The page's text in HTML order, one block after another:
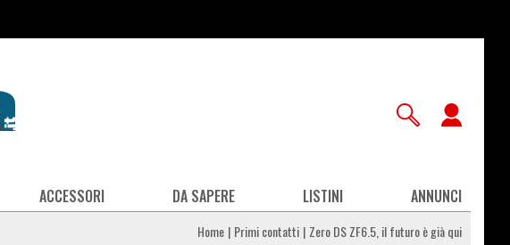
ACCESSORI DA SAPERE LISTINI ANNUNCI
Home Primi contatti Zero DS ZF6.5, il futuro è già qui